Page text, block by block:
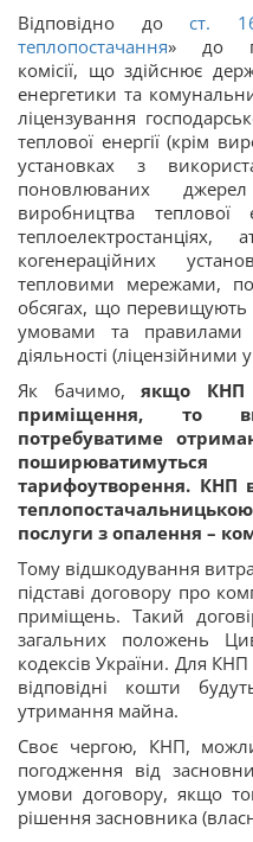
Відповідно дост.
теплопостачання» до
комісії, що здійснює
енергетики та
ліцензування
теплової енергії (крім
установках з
поновлюваних
виробництва теплової
теплоелектростанціях,
когенераційних
тепловими мережами,
обсягах, що перевищують
умовами та правилами
діяльності (ліцензійними
Як бачимо, якщо КНП
приміщення, то
потребуватиме
тарифоутворення. КНП
послуги з опалення –
Тому відшкодування
підставі договору про
приміщень. Такий
загальних положень
кодексів України. Для
відповідні кошти
утримання майна.
Своє чергою, КНП,
погодження від
умови договору, якщо
рішення засновника